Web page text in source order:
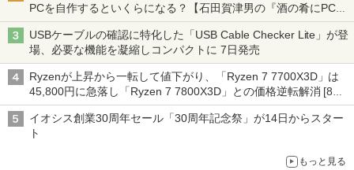
PCを自作するといくらになる？【石田賀津男の『酒の肴にPCゲ
ーム』】
USBケーブルの確認に特化した「USB Cable Checker Lite」が登
場、必要な機能を凝縮しコンパクトに 7日発売
Ryzenが上昇から一転して値下がり、「Ryzen 7 7700X3D」は
45,800円に急落し「Ryzen 7 7800X3D」との価格逆転解消 [8月
前半のCPU価格]
イオシス創業30周年セール「30周年記念祭」が14日からスター
ト
もっと見る